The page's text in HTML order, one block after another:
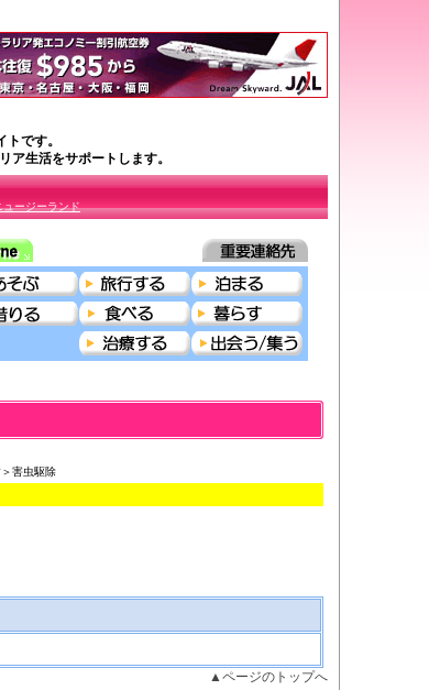
です。
ア生活をサポートします。
ュージーランド
害虫駆除
▲ページのトップへ